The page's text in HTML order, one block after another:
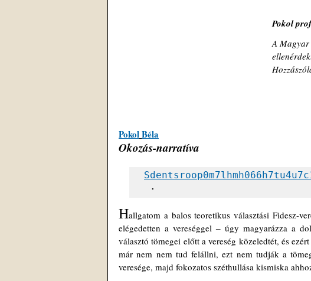
Pokol
A Magyar
PokolBéla
Okozás-narratíva
·
Hallgatom a balos teoretikus választási Fidesz-
elégedetten a vereséggel ‒ úgy magyarázza a
választó tömegei előtt a vereség közeledtét, és
már nem nem tud felállni, ezt nem tudják a
veresége, majd fokozatos széthullása kismiska